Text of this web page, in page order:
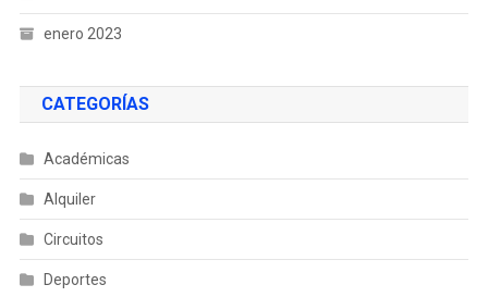
enero 2023
CATEGORÍAS
Académicas
Alquiler
Circuitos
Deportes